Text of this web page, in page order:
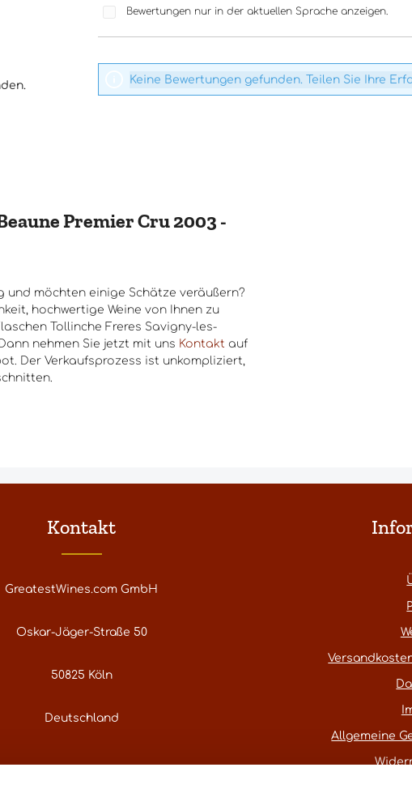
Bewertungen nur in der aktuellen Sprache anzeigen.
Keine Bewertungen gefunden. Teilen Sie Ihre
Premier Cru 2003 -
und möchten einige Schätze veräußern?
hochwertige Weine von Ihnen zu
Tollinche Freres Savigny-les-
nehmen Sie jetzt mit uns Kontakt auf
Der Verkaufsprozess ist unkompliziert,
Kontakt
GreatestWines.com GmbH
Oskar-Jäger-Straße 50
50825 Köln
Deutschland
Allgemeine